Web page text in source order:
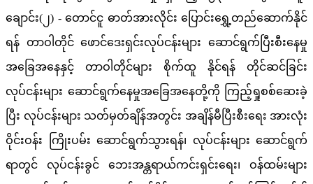
ချောင်း(၂) - တောင်ငူ ဓာတ်အားလိုင်း ပြောင်းရွှေ့တည်ဆောက်နိုင်
ရန် တာဝါတိုင် ဖောင်ဒေးရှင်းလုပ်ငန်းများ ဆောင်ရွက်ပြီးစီးနေမှု
အခြေအနေနှင့် တာဝါတိုင်များ စိုက်ထူ နိုင်ရန် တိုင်ဆင်ခြင်း
လုပ်ငန်းများ ဆောင်ရွက်နေမှုအခြေအနေတို့ကို ကြည့်ရှုစစ်ဆေးခဲ့
ပြီး လုပ်ငန်းများ သတ်မှတ်ချိန်အတွင်း အချိန်မီပြီးစီးရေး အားလုံး
ဝိုင်းဝန်း ကြိုးပမ်း ဆောင်ရွက်သွားရန်၊ လုပ်ငန်းများ ဆောင်ရွက်
ရာတွင် လုပ်ငန်းခွင် ဘေးအန္တရာယ်ကင်းရှင်းရေး၊ ဝန်ထမ်းများ